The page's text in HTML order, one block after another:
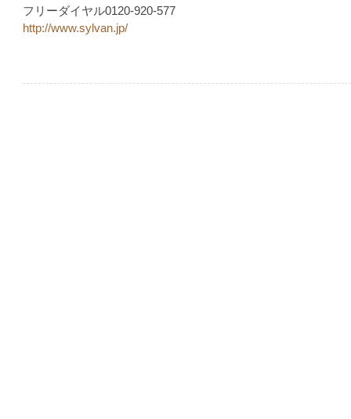
フリーダイヤル0120-920-577
http://www.sylvan.jp/